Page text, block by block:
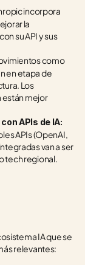
incorpora
la
su API y sus
como
en etapa de
Los
mejor
APIs de IA:
APIs (OpenAI,
van a ser
tech regional.
IA que se
relevantes: